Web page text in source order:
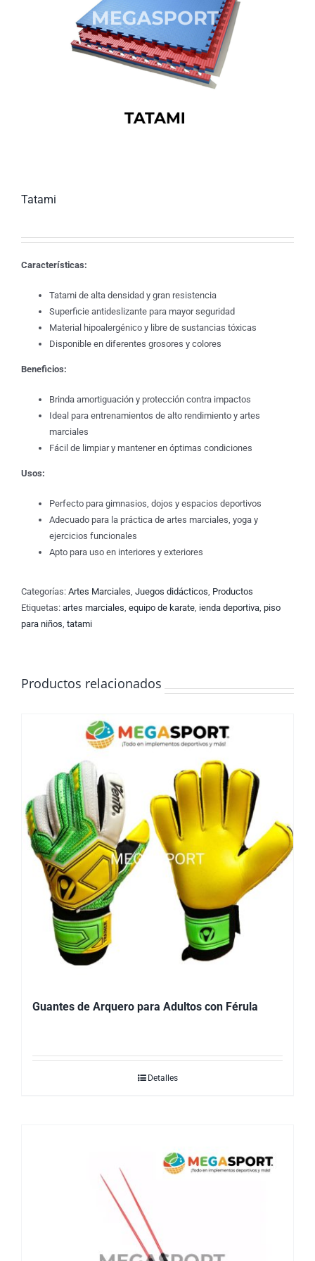
Tatami
Características:
Tatami de alta densidad y gran resistencia
Superficie antideslizante para mayor seguridad
Material hipoalergénico y libre de sustancias tóxicas
Disponible en diferentes grosores y colores
Beneficios:
Brinda amortiguación y protección contra impactos
Ideal para entrenamientos de alto rendimiento y artes
marciales
Fácil de limpiar y mantener en óptimas condiciones
Usos:
Perfecto para gimnasios, dojos y espacios deportivos
Adecuado para la práctica de artes marciales, yoga y
ejercicios funcionales
Apto para uso en interiores y exteriores
Categorías: Artes Marciales Juegos didácticos Productos
Etiquetas: artes marciales equipo de karate ienda deportiva piso
para niños tatami
Productos relacionados
Guantes de Arquero para Adultos con Férula
Detalles